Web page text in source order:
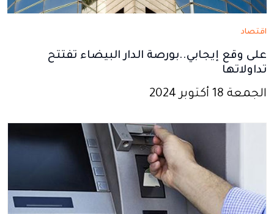
اقتصاد
على وقع إيجابي..بورصة الدار البيضاء تفتتح
تداولاتها
الجمعة 18 أكتوبر 2024